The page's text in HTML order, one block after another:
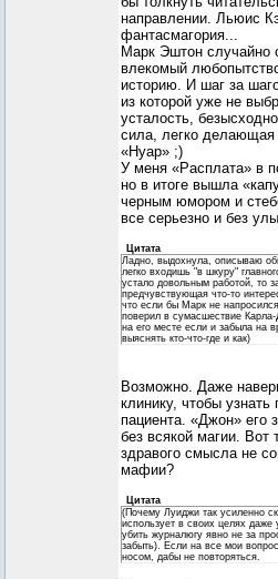
направлении. Льюис
фантасмагория...
Марк Эштон случайно
влекомый
историю. И шаг за
из которой уже не
усталость,
сила, легко делающая
«Нуар» ;)
У меня «Расплата» в
но в итоге вышла
черным юмором и
все серьезно и без
Цитата
Ладно, выдохнула, описываю
легко входишь "в шкуру"
устало довольным работой, то
предчувствующая что-то
что если бы Марк не
поверил в сумасшествие
на его месте если и забыла на
выяснять кто-что-где и как)
Возможно. Даже
клинику, чтобы узнать
пациента. «Джон» его
без всякой магии. Вот
здравого смысла не
мафии?
Цитата
(Почему Луиджи так усиленно
использует в своих целях даже
убить журналюгу явно не за
забыть). Если на все мои
носом, дабы не повторяться.